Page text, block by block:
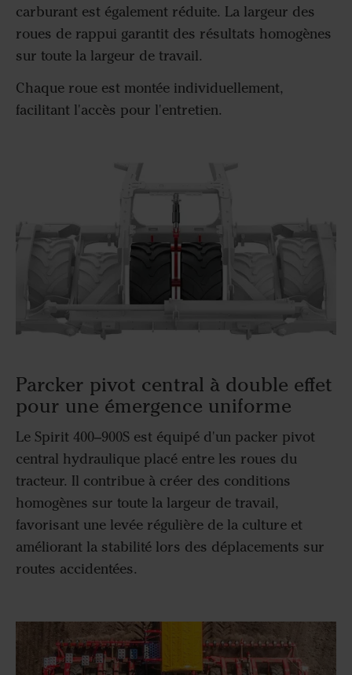
carburant est également réduite. La largeur des
roues de rappui garantit des résultats homogènes
sur toute la largeur de travail.
Chaque roue est montée individuellement,
facilitant l'accès pour l'entretien.
Parcker pivot central à double effet
pour une émergence uniforme
Le Spirit 400–900S est équipé d'un packer pivot
central hydraulique placé entre les roues du
tracteur. Il contribue à créer des conditions
homogènes sur toute la largeur de travail,
favorisant une levée régulière de la culture et
améliorant la stabilité lors des déplacements sur
routes accidentées.